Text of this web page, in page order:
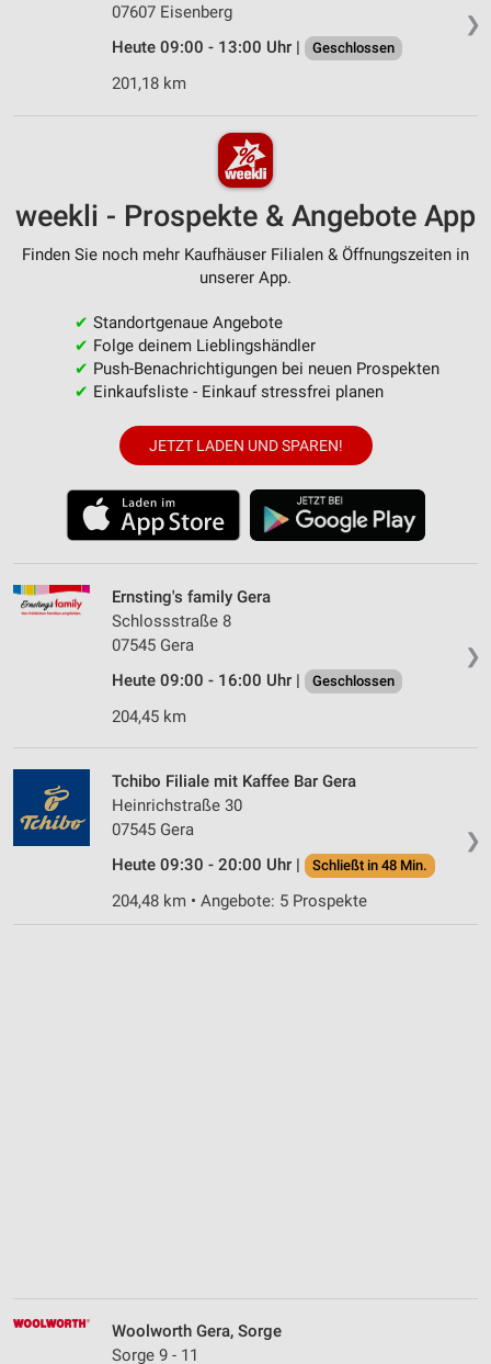
❯
07607 Eisenberg
Heute 09:00 - 13:00 Uhr |
Geschlossen
201,18 km
weekli - Prospekte & Angebote App
Finden Sie noch mehr Kaufhäuser Filialen & Öffnungszeiten in
unserer App.
✔ Standortgenaue Angebote
✔ Folge deinem Lieblingshändler
✔ Push-Benachrichtigungen bei neuen Prospekten
✔ Einkaufsliste - Einkauf stressfrei planen
JETZT LADEN UND SPAREN!
❯
Ernsting's family Gera
Schlossstraße 8
07545 Gera
Heute 09:00 - 16:00 Uhr |
Geschlossen
204,45 km
❯
Tchibo Filiale mit Kaffee Bar Gera
Heinrichstraße 30
07545 Gera
Heute 09:30 - 20:00 Uhr |
Schließt in 48 Min.
204,48 km • Angebote: 5 Prospekte
Woolworth Gera, Sorge
Sorge 9 - 11